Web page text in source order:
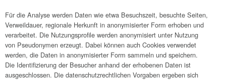
Für die Analyse werden Daten wie etwa Besuchszeit, besuchte Seiten,
Verweildauer, regionale Herkunft in anonymisierter Form erhoben und
verarbeitet. Die Nutzungsprofile werden anonymisiert unter Nutzung
von Pseudonymen erzeugt. Dabei können auch Cookies verwendet
werden, die Daten in anonymisierter Form sammeln und speichern.
Die Identifizierung der Besucher anhand der erhobenen Daten ist
ausgeschlossen. Die datenschutzrechtlichen Vorgaben ergeben sich